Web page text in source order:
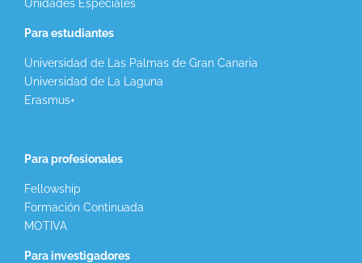
Unidades Especiales
Para estudiantes
Universidad de Las Palmas de Gran Canaria
Universidad de La Laguna
Erasmus+
Para profesionales
Fellowship
Formación Continuada
MOTIVA
Para investigadores